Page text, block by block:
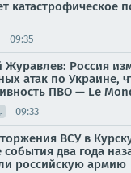
катастрофическое
09:35
Журавлев: Россия
атак по Украине,
ПВО — Le
09:33
ВСУ в
события два года
российскую армию